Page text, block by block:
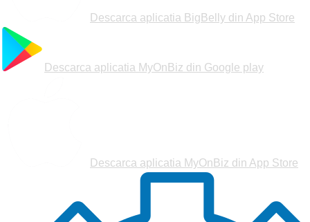
Descarca aplicatia BigBelly din App Store
Descarca aplicatia MyOnBiz din Google play
Descarca aplicatia MyOnBiz din App Store